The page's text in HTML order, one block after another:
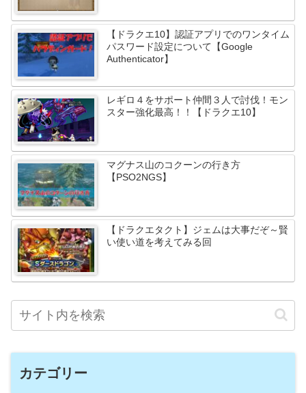
【ドラクエ10】認証アプリでのワンタイム
パスワード設定について【Google
Authenticator】
レギロ４をサポート仲間３人で討伐！モン
スター強化最高！！【ドラクエ10】
マグナス山のコクーンの行き方
【PSO2NGS】
【ドラクエタクト】ジェムは大事だぞ～賢
い使い道を考えてみる回
カテゴリー